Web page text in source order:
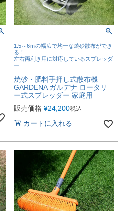
1.5～6ｍの幅広で均一な焼砂散布ができ
る！
左右両利き用に対応しているスプレッダ
ー
焼砂・肥料手押し式散布機
GARDENA ガルデナ ロータリ
ー式スプレッダー 家庭用
販売価格 ¥24,200税込
カートに入れる